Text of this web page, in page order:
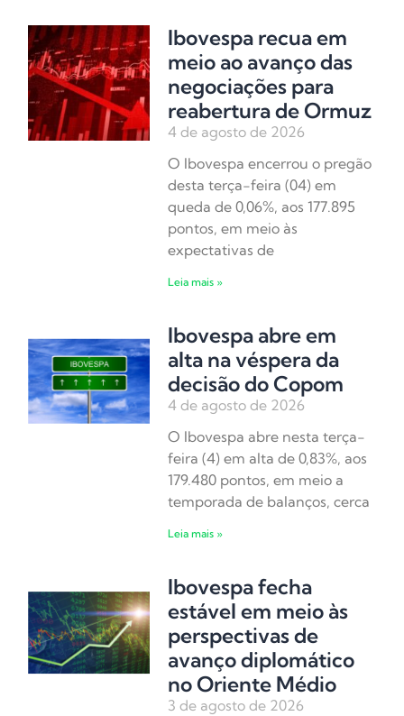
Ibovespa recua em
meio ao avanço das
negociações para
reabertura de Ormuz
4 de agosto de 2026
O Ibovespa encerrou o pregão
desta terça-feira (04) em
queda de 0,06%, aos 177.895
pontos, em meio às
expectativas de
Leia mais »
Ibovespa abre em
alta na véspera da
decisão do Copom
4 de agosto de 2026
O Ibovespa abre nesta terça-
feira (4) em alta de 0,83%, aos
179.480 pontos, em meio a
temporada de balanços, cerca
Leia mais »
Ibovespa fecha
estável em meio às
perspectivas de
avanço diplomático
no Oriente Médio
3 de agosto de 2026